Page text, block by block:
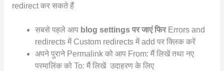
redirect कर सकते हैं
सबसे पहले आप blog settings पर जाएं फिर Errors and
redirects में Custom redirects में add पर क्लिक करें
अपने पुराने Permalink को आप From: मैं लिखें तथा नए
परमालिंक को To: मैं लिखें उदाहरण के लिए